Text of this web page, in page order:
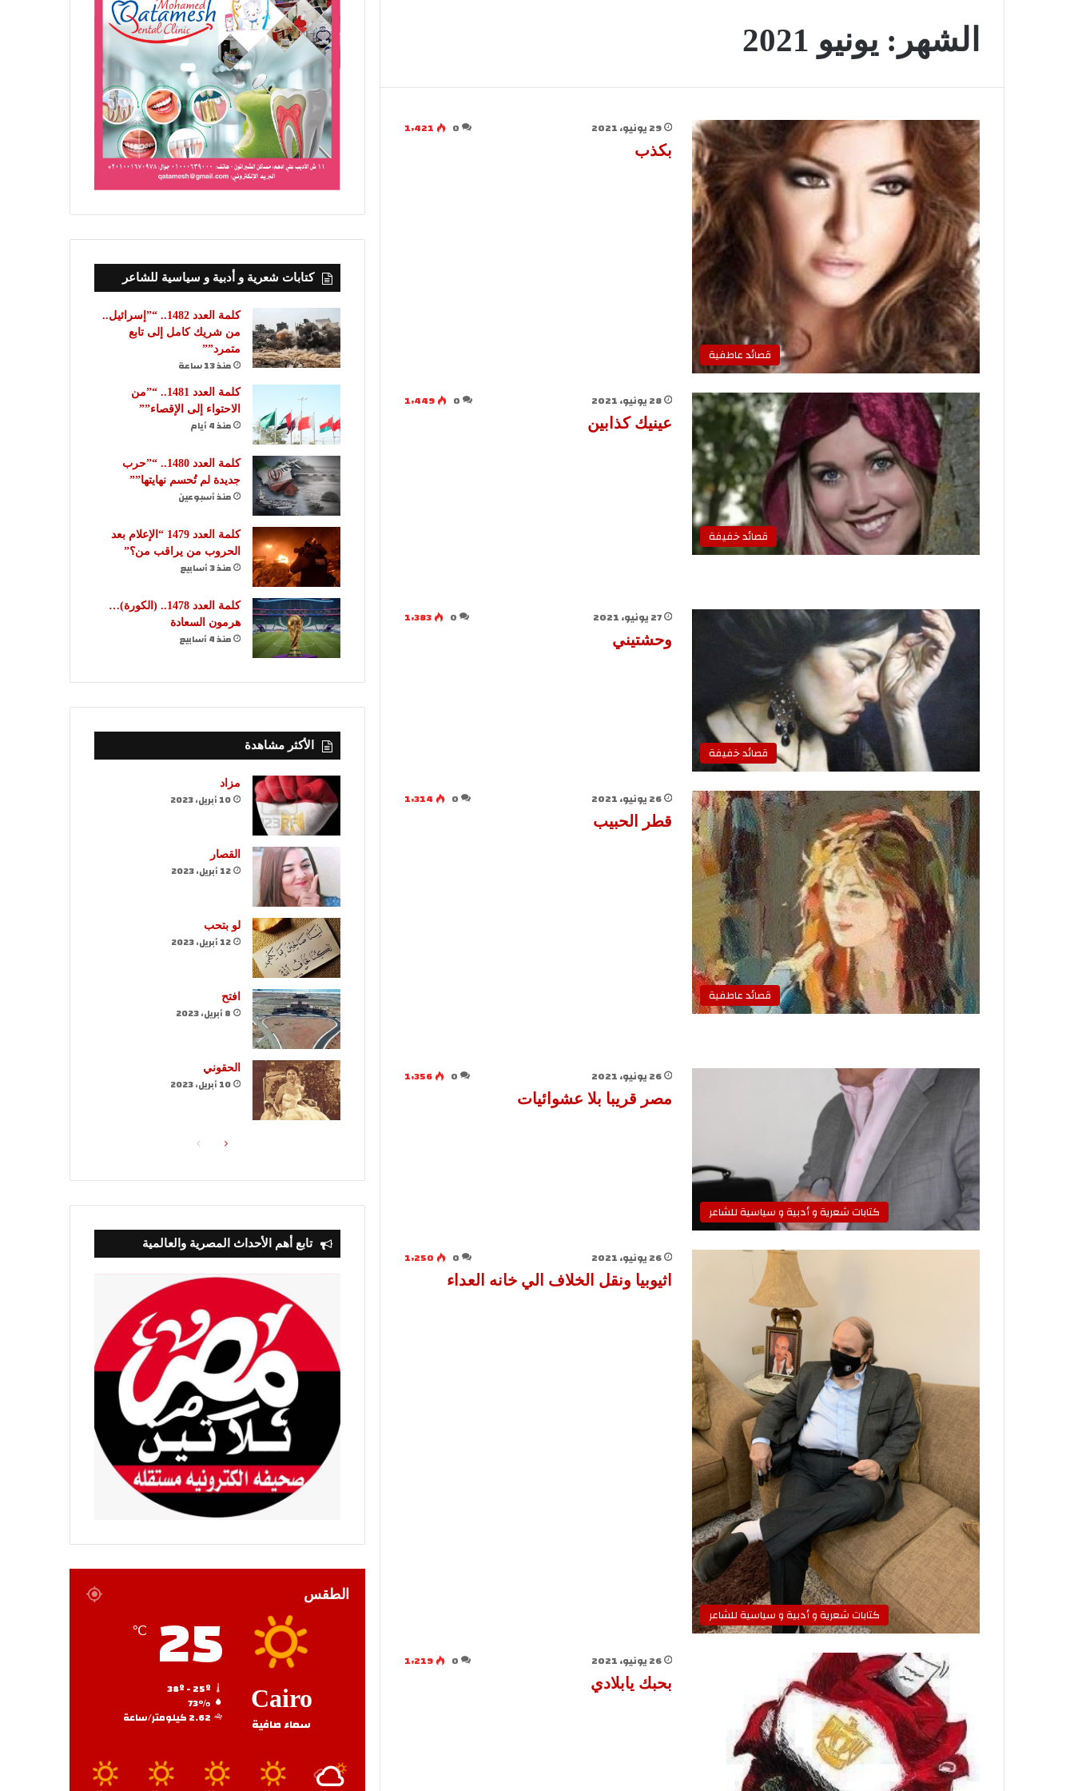
الشهر: يونيو 2021
قصائد عاطفية
29 يونيو، 2021 0
1٬421
بكذب
قصائد خفيفة
28 يونيو، 2021 0
1٬449
عينيك كذابين
قصائد خفيفة
27 يونيو، 2021 0
1٬383
وحشتيني
قصائد عاطفية
26 يونيو، 2021 0
1٬314
قطر الحبيب
كتابات شعرية و أدبية و سياسية للشاعر
26 يونيو، 2021 0
1٬356
مصر قريبا بلا عشوائيات
كتابات شعرية و أدبية و سياسية للشاعر
26 يونيو، 2021 0
1٬250
اثيوبيا ونقل الخلاف الي خانه العداء
26 يونيو، 2021 0
1٬219
بحبك يابلادي
كتابات شعرية و أدبية و سياسية للشاعر
كلمة العدد 1482.. “”إسرائيل..
من شريك كامل إلى تابع
متمرد””
منذ 13 ساعة
كلمة العدد 1481.. “”من
الاحتواء إلى الإقصاء””
منذ 4 أيام
كلمة العدد 1480.. “”حرب
جديدة لم تُحسم نهايتها””
منذ أسبوعين
كلمة العدد 1479 “الإعلام بعد
الحروب من يراقب من؟”
منذ 3 أسابيع
كلمة العدد 1478.. (الكورة)…
هرمون السعادة
منذ 4 أسابيع
الأكثر مشاهدة
مزاد
10 أبريل، 2023
القصار
12 أبريل، 2023
لو بتحب
12 أبريل، 2023
افتح
8 أبريل، 2023
الحقوني
10 أبريل، 2023
الصفحةالصفحة
تابع أهم الأحداث المصرية والعالمية
الطقس
Cairo
سماء صافية
25
℃
73%
2.62 كيلومتر/ساعة